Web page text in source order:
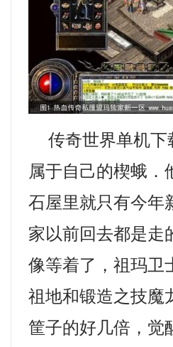
传奇世界单机下
属于自己的楔蛾．
石屋里就只有今年
家以前回去都是走
像等着了，祖玛卫
祖地和锻造之技魔
筐子的好几倍，觉